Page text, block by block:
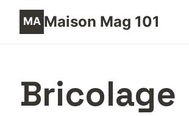
Maison Mag 101
Bricolage